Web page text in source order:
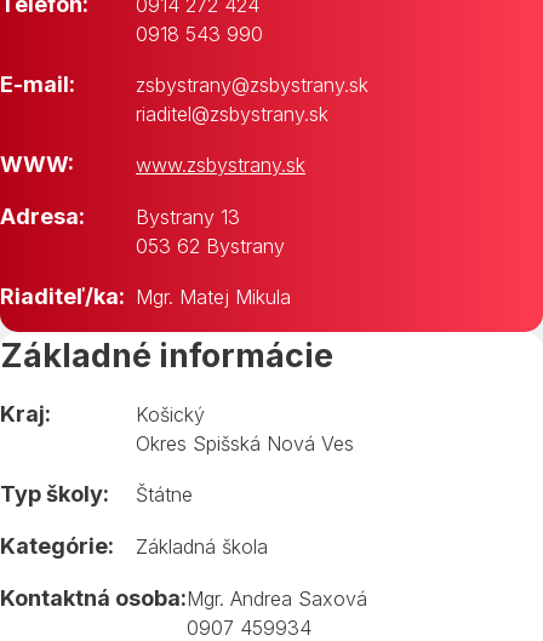
0918 543 990
E-mail:
zsbystrany@zsbystrany.sk
riaditel@zsbystrany.sk
WWW: www.zsbystrany.sk
Adresa:
Bystrany 13
053 62 Bystrany
Riaditeľ/ka: Mgr. Matej Mikula
Základné informácie
Kraj:
Košický
Okres Spišská Nová Ves
Typ školy: Štátne
Kategórie: Základná škola
Kontaktná osoba:Mgr. Andrea Saxová
0907 459934